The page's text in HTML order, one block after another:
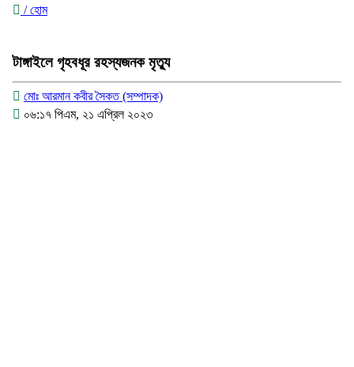
/ হোম
টাঙ্গাইলে গৃহবধূর রহস্যজনক মৃত্যু
মোঃ আরমান কবীর সৈকত (সম্পাদক)
০৬:১৭ পিএম, ২১ এপ্রিল ২০২৩